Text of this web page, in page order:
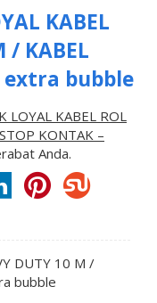
KABEL
/ KABEL
extra bubble
LOYAL KABEL ROL
KONTAK –
Anda.
DUTY 10 M /
bubble